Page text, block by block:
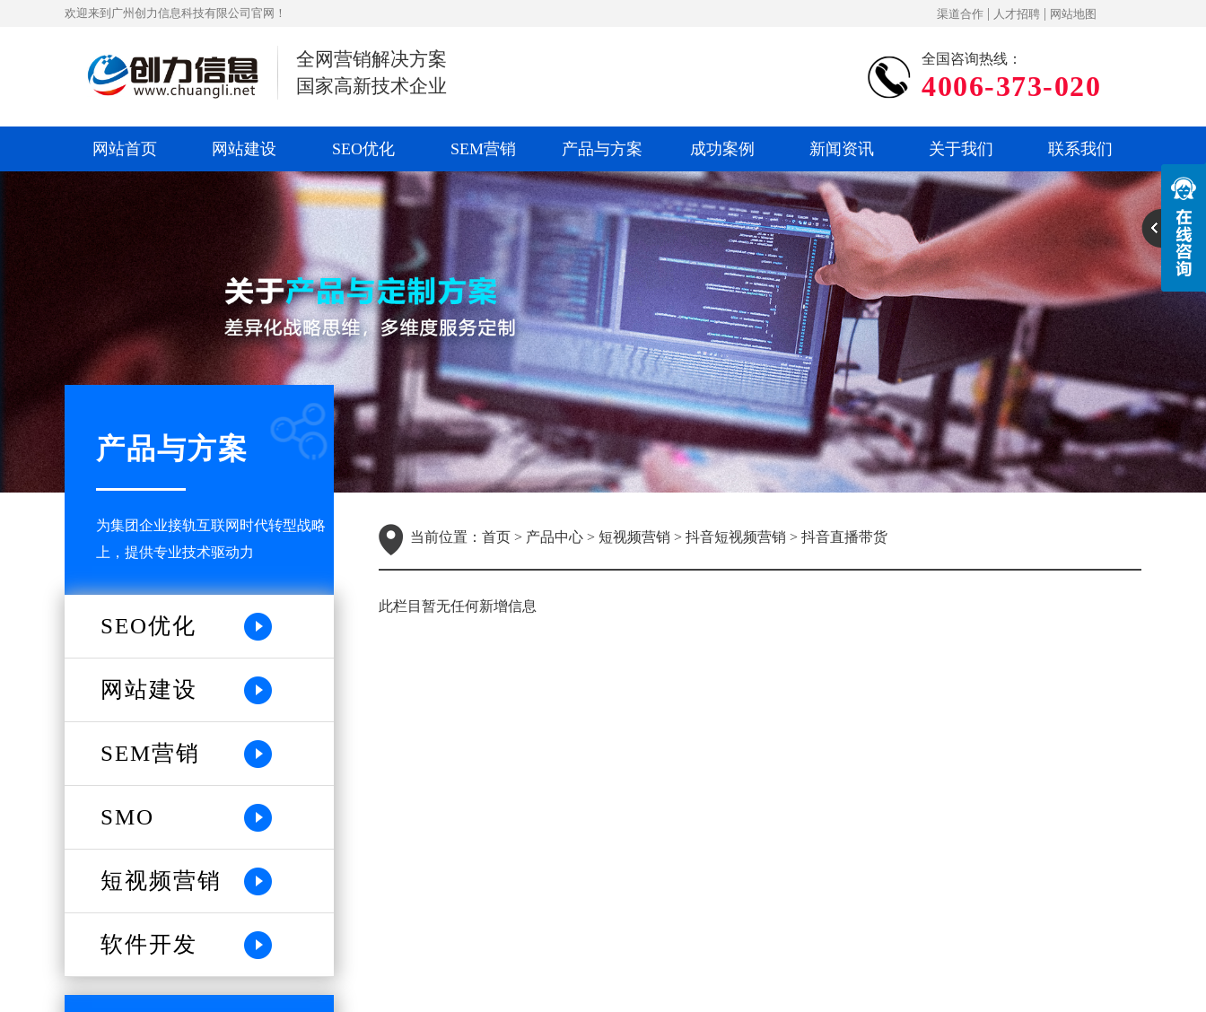
欢迎来到广州创力信息科技有限公司官网！ 渠道合作 | 人才招聘 | 网站地图
全网营销解决方案
国家高新技术企业
全国咨询热线：
4006-373-020
网站首页 网站建设 SEO优化 SEM营销 产品与方案 成功案例 新闻资讯 关于我们 联系我们
产品与方案
为集团企业接轨互联网时代转型战略
上，提供专业技术驱动力
SEO优化
网站建设
SEM营销
SMO
短视频营销
软件开发
当前位置： 首页 > 产品中心 > 短视频营销 > 抖音短视频营销 > 抖音直播带货
此栏目暂无任何新增信息